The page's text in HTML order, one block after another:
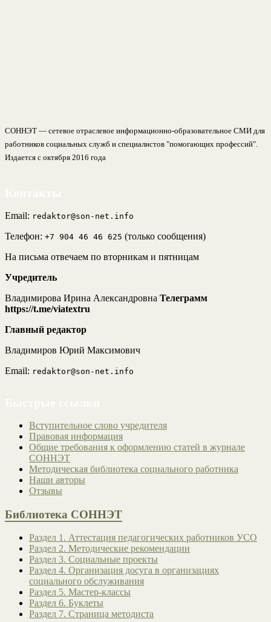
СОННЭТ — сетевое отраслевое информационно-образовательное СМИ для
работников социальных служб и специалистов "помогающих профессий".
Издается с октября 2016 года
Email: redaktor@son-net.info
Телефон: +7 904 46 46 625 (только сообщения)
На письма отвечаем по вторникам и пятницам
Учредитель
Владимирова Ирина Александровна Телеграмм
https://t.me/viatextru
Главный редактор
Владимиров Юрий Максимович
Email: redaktor@son-net.info
Вступительное слово учредителя
Правовая информация
Общие требования к оформлению статей в журнале
СОННЭТ
Методическая библиотека социального работника
Наши авторы
Отзывы
Библиотека СОННЭТ
Раздел 1. Аттестация педагогических работников УСО
Раздел 2. Методические рекомендации
Раздел 3. Социальные проекты
Раздел 4. Организация досуга в организациях
социального обслуживания
Раздел 5. Мастер-классы
Раздел 6. Буклеты
Раздел 7. Страница методиста